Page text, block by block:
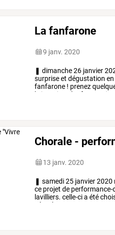
La fanfarone
9 janv. 2020
❚ dimanche26 janvier
surpriseet dégustation en
fanfarone ! prenez
britannique
loufoque.
Chorale -
13 janv. 2020
❚ samedi25 janvier2020
ce projet de performance-
lavilliers. celle-cia été
vécu,
la